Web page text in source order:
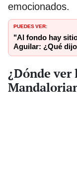
emocionados.
PUEDES VER:
"Al fondo hay
Aguilar: ¿Qué
¿Dónde ver